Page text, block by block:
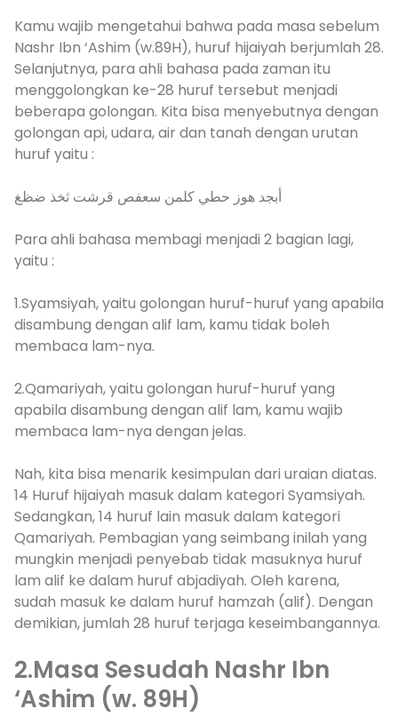
Kamu wajib mengetahui bahwa pada masa sebelum
Nashr Ibn ‘Ashim (w.89H), huruf hijaiyah berjumlah 28.
Selanjutnya, para ahli bahasa pada zaman itu
menggolongkan ke-28 huruf tersebut menjadi
beberapa golongan. Kita bisa menyebutnya dengan
golongan api, udara, air dan tanah dengan urutan
huruf yaitu :
أبجد هوز حطي كلمن سعفص قرشت ثخذ ضظغ
Para ahli bahasa membagi menjadi 2 bagian lagi,
yaitu :
1.Syamsiyah, yaitu golongan huruf-huruf yang apabila
disambung dengan alif lam, kamu tidak boleh
membaca lam-nya.
2.Qamariyah, yaitu golongan huruf-huruf yang
apabila disambung dengan alif lam, kamu wajib
membaca lam-nya dengan jelas.
Nah, kita bisa menarik kesimpulan dari uraian diatas.
14 Huruf hijaiyah masuk dalam kategori Syamsiyah.
Sedangkan, 14 huruf lain masuk dalam kategori
Qamariyah. Pembagian yang seimbang inilah yang
mungkin menjadi penyebab tidak masuknya huruf
lam alif ke dalam huruf abjadiyah. Oleh karena,
sudah masuk ke dalam huruf hamzah (alif). Dengan
demikian, jumlah 28 huruf terjaga keseimbangannya.
2.Masa Sesudah Nashr Ibn
‘Ashim (w. 89H)